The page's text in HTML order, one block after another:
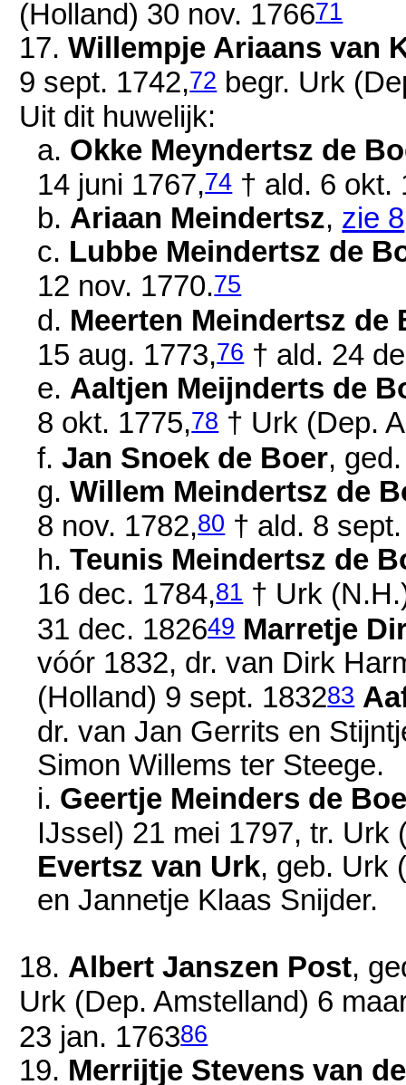
(Holland) 30 nov. 176671
17.Willempje Ariaans van
9 sept. 1742,72begr. Urk
Uit dit huwelijk:
a. Okke Meyndertsz de
14 juni 1767,74† ald. 6 okt.
b. Ariaan Meindertsz, zie 8
c. Lubbe Meindertsz de
12 nov. 1770.75
d. Meerten Meindertsz de
15 aug. 1773,76† ald. 24
e. Aaltjen Meijnderts de
8 okt. 1775,78† Urk (Dep.
f.Jan Snoek de Boer,
g.Willem Meindertsz de
8 nov. 1782,80† ald. 8
h.Teunis Meindertsz de
16 dec. 1784,81† Urk
31 dec. 182649 Marretje
vóór 1832, dr. van Dirk
(Holland) 9 sept. 183283
dr. vanJan Gerrits en
Simon Willems ter Steege.
i. Geertje Meinders de
IJssel) 21 mei 1797, tr. Urk
Evertsz van Urk, geb. Urk
enJannetje Klaas Snijder.
18. Albert Janszen Post,
Urk (Dep. Amstelland) 6
23 jan. 176386
19. Merrijtje Stevens van